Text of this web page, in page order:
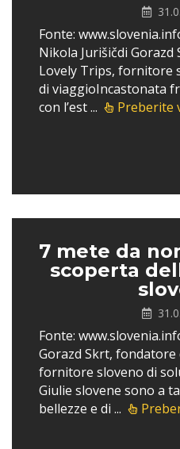
Fonte:
Nikola Jurišičdi
Lovely Trips, fornitore
di viaggioIncastonata
con l’est ...
Preberite
7 mete da
scoperta
Fonte:
Gorazd Skrt, fondatore
fornitore sloveno di
Giulie slovene sono a
bellezze e di ...